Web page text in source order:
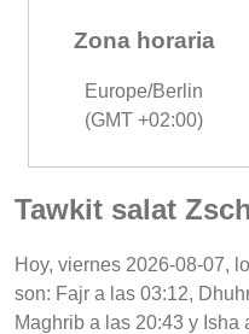
Zona horaria
Europe/Berlin
(GMT +02:00)
Tawkit salat
Hoy, viernes 2026-08-07,
son: Fajr a las 03:12,
Maghrib a las 20:43 y Isha